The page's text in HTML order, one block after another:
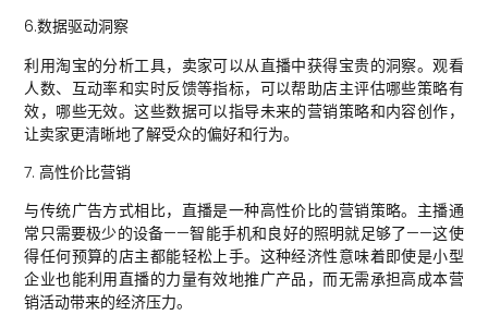
6.数据驱动洞察
利用淘宝的分析工具，卖家可以从直播中获得宝贵的洞察。观看
人数、互动率和实时反馈等指标，可以帮助店主评估哪些策略有
效，哪些无效。这些数据可以指导未来的营销策略和内容创作，
让卖家更清晰地了解受众的偏好和行为。
7. 高性价比营销
与传统广告方式相比，直播是一种高性价比的营销策略。主播通
常只需要极少的设备——智能手机和良好的照明就足够了——这使
得任何预算的店主都能轻松上手。这种经济性意味着即使是小型
企业也能利用直播的力量有效地推广产品，而无需承担高成本营
销活动带来的经济压力。